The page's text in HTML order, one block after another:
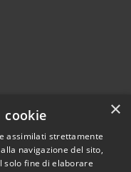
×
cookie
assimilati strettamente
navigazione del sito,
solo fine di elaborare